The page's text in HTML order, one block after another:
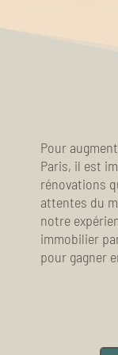
Pour
Paris, il est
rénovations
attentes du
notre
immobilier
pour gagner